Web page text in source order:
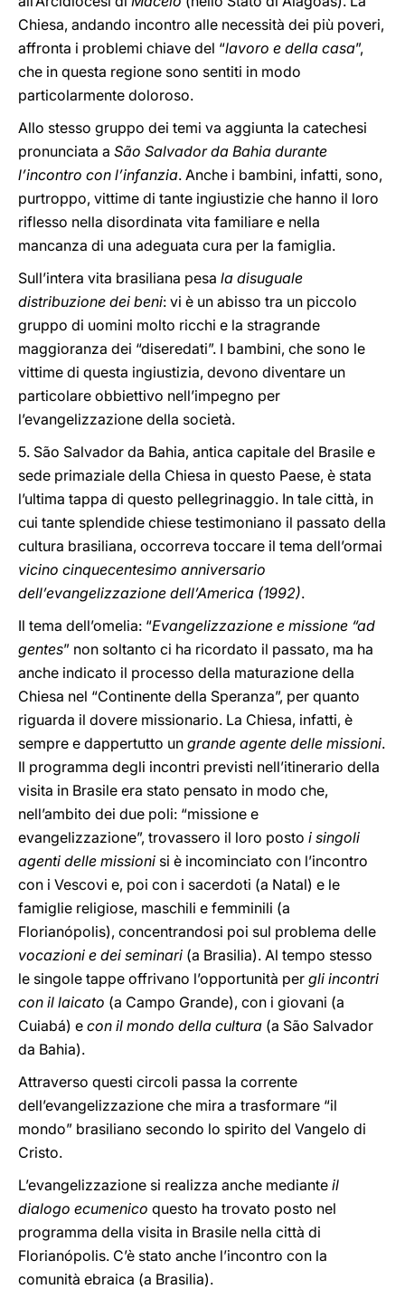
Chiesa, andando incontro alle necessità dei più poveri,
affronta i problemi chiave del “lavoro e della casa”,
che in questa regione sono sentiti in modo
particolarmente doloroso.
Allo stesso gruppo dei temi va aggiunta la catechesi
pronunciata a São Salvador da Bahia durante
l’incontro con l’infanzia. Anche i bambini, infatti, sono,
purtroppo, vittime di tante ingiustizie che hanno il loro
riflesso nella disordinata vita familiare e nella
mancanza di una adeguata cura per la famiglia.
Sull’intera vita brasiliana pesa la disuguale
distribuzione dei beni: vi è un abisso tra un piccolo
gruppo di uomini molto ricchi e la stragrande
maggioranza dei “diseredati”. I bambini, che sono le
vittime di questa ingiustizia, devono diventare un
particolare obbiettivo nell’impegno per
l’evangelizzazione della società.
5. São Salvador da Bahia, antica capitale del Brasile e
sede primaziale della Chiesa in questo Paese, è stata
l’ultima tappa di questo pellegrinaggio. In tale città, in
cui tante splendide chiese testimoniano il passato della
cultura brasiliana, occorreva toccare il tema dell’ormai
vicino cinquecentesimo anniversario
dell’evangelizzazione dell’America (1992).
Il tema dell’omelia: “Evangelizzazione e missione “ad
gentes” non soltanto ci ha ricordato il passato, ma ha
anche indicato il processo della maturazione della
Chiesa nel “Continente della Speranza”, per quanto
riguarda il dovere missionario. La Chiesa, infatti, è
sempre e dappertutto un grande agente delle missioni.
Il programma degli incontri previsti nell’itinerario della
visita in Brasile era stato pensato in modo che,
nell’ambito dei due poli: “missione e
evangelizzazione”, trovassero il loro posto i singoli
agenti delle missioni si è incominciato con l’incontro
con i Vescovi e, poi con i sacerdoti (a Natal) e le
famiglie religiose, maschili e femminili (a
Florianópolis), concentrandosi poi sul problema delle
vocazioni e dei seminari (a Brasilia). Al tempo stesso
le singole tappe offrivano l’opportunità per gli incontri
con il laicato (a Campo Grande), con i giovani (a
Cuiabá) e con il mondo della cultura (a São Salvador
da Bahia).
Attraverso questi circoli passa la corrente
dell’evangelizzazione che mira a trasformare “il
mondo” brasiliano secondo lo spirito del Vangelo di
Cristo.
L’evangelizzazione si realizza anche mediante il
dialogo ecumenico questo ha trovato posto nel
programma della visita in Brasile nella città di
Florianópolis. C’è stato anche l’incontro con la
comunità ebraica (a Brasilia).